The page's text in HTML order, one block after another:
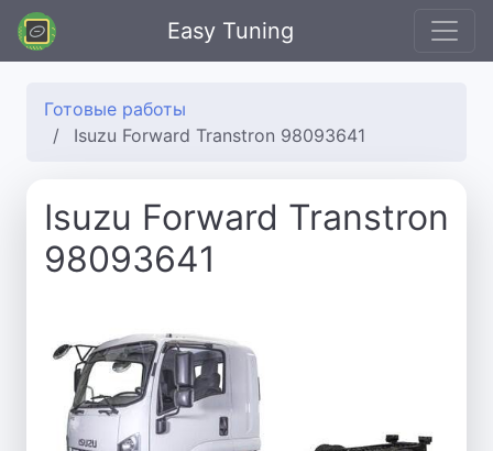
Easy Tuning
Готовые работы
Isuzu Forward Transtron 98093641
Isuzu Forward Transtron
98093641